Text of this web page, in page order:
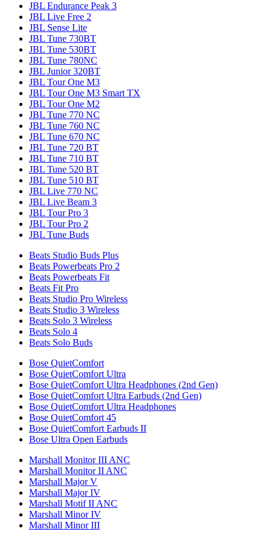
JBL Endurance Peak 3
JBL Live Free 2
JBL Sense Lite
JBL Tune 730BT
JBL Tune 530BT
JBL Tune 780NC
JBL Junior 320BT
JBL Tour One M3
JBL Tour One M3 Smart TX
JBL Tour One M2
JBL Tune 770 NC
JBL Tune 760 NC
JBL Tune 670 NC
JBL Tune 720 BT
JBL Tune 710 BT
JBL Tune 520 BT
JBL Tune 510 BT
JBL Live 770 NC
JBL Live Beam 3
JBL Tour Pro 3
JBL Tour Pro 2
JBL Tune Buds
Beats Studio Buds Plus
Beats Powerbeats Pro 2
Beats Powerbeats Fit
Beats Fit Pro
Beats Studio Pro Wireless
Beats Studio 3 Wireless
Beats Solo 3 Wireless
Beats Solo 4
Beats Solo Buds
Bose QuietComfort
Bose QuietComfort Ultra
Bose QuietComfort Ultra Headphones (2nd Gen)
Bose QuietComfort Ultra Earbuds (2nd Gen)
Bose QuietComfort Ultra Headphones
Bose QuietComfort 45
Bose QuietComfort Earbuds II
Bose Ultra Open Earbuds
Marshall Monitor III ANC
Marshall Monitor II ANC
Marshall Major V
Marshall Major IV
Marshall Motif II ANC
Marshall Minor IV
Marshall Minor III